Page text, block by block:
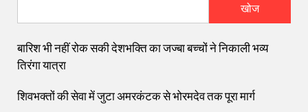
खोज
बारिश भी नहीं रोक सकी देशभक्ति का जज्बा बच्चों ने निकाली भव्य
तिरंगा यात्रा
शिवभक्तों की सेवा में जुटा अमरकंटक से भोरमदेव तक पूरा मार्ग